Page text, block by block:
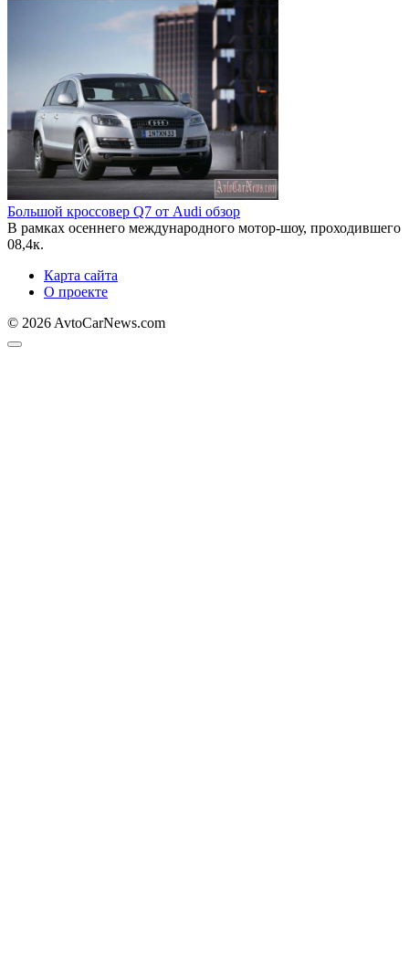
Большой кроссовер Q7 от Audi обзор
В рамках осеннего международного мотор-шоу, проходившего
08,4к.
Карта сайта
О проекте
© 2026 AvtoCarNews.com